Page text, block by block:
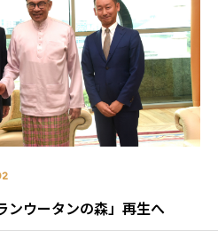
ンウータンの森」再生へ